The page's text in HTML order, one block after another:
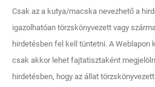
Csak az a kutya/macska nevezhető a
igazolhatóan törzskönyvezett vagy
hirdetésben fel kell tüntetni. A Weblapon
csak akkor lehet fajtatisztaként
hirdetésben, hogy az állat